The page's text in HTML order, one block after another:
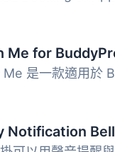
Notification Bell